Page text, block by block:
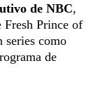
de NBC,
Fresh Prince of
series como
de